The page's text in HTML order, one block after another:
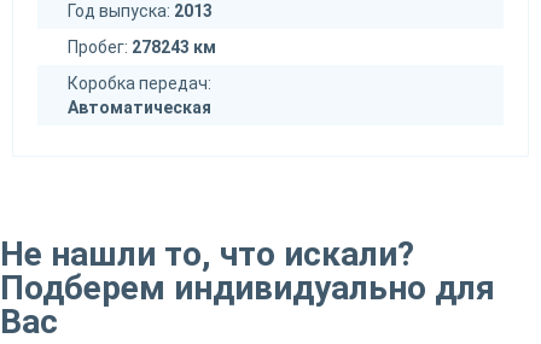
Год выпуска: 2013
Пробег: 278243 км
Коробка передач:
Автоматическая
Не нашли то, что искали?
Подберем индивидуально для
Вас